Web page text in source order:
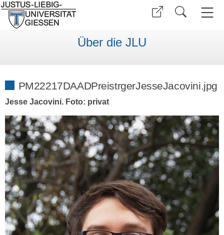
Über die JLU
PM22217DAADPreistrgerJesseJacovini.jpg
Jesse Jacovini. Foto: privat